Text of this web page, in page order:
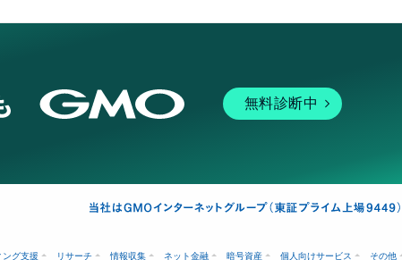
無料診断中
ング支援 リサーチ 情報収集 ネット金融 暗号資産 個人向けサービス その他